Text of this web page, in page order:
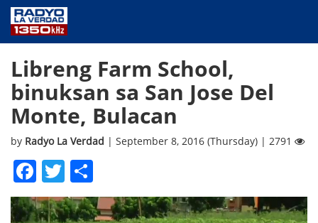
PUBLIC SERVICE
ANNOUNCEMENTS
PROGRAMS
ABOUT
Libreng Farm School,
binuksan sa San Jose Del
Monte, Bulacan
by Radyo La Verdad | September 8, 2016 (Thursday) | 2791
Facebook
Twitter